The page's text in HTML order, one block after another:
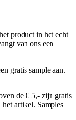
product in het echt
van ons een
gratis sample aan.
de € 5,- zijn gratis
het artikel. Samples